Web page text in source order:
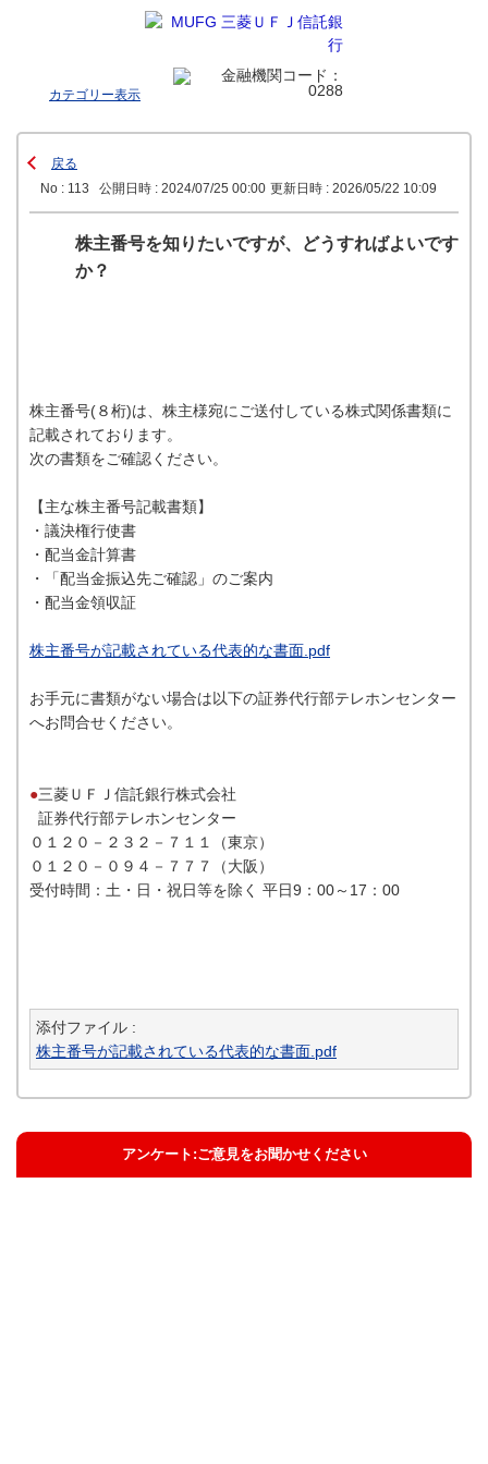
カテゴリー表示
戻る
No : 113
公開日時 : 2024/07/25 00:00 更新日時 : 2026/05/22 10:09
株主番号を知りたいですが、どうすればよいです
か？
株主番号(８桁)は、株主様宛にご送付している株式関係書類に
記載されております。
次の書類をご確認ください。
【主な株主番号記載書類】
・議決権行使書
・配当金計算書
・「配当金振込先ご確認」のご案内
・配当金領収証
株主番号が記載されている代表的な書面.pdf
お手元に書類がない場合は以下の証券代行部テレホンセンター
へお問合せください。
●三菱ＵＦＪ信託銀行株式会社
証券代行部テレホンセンター
０１２０－２３２－７１１（東京）
０１２０－０９４－７７７（大阪）
受付時間：土・日・祝日等を除く 平日9：00～17：00
添付ファイル :
株主番号が記載されている代表的な書面.pdf
アンケート:ご意見をお聞かせください